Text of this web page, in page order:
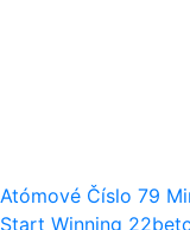
Atómové Číslo 79
Start Winning